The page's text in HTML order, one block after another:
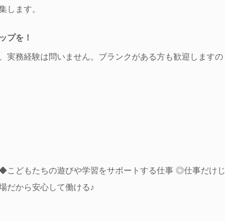
します。
プを！
実務経験は問いません。ブランクがある方も歓迎しますの
こどもたちの遊びや学習をサポートする仕事 ◎仕事だけじ
だから安心して働ける♪